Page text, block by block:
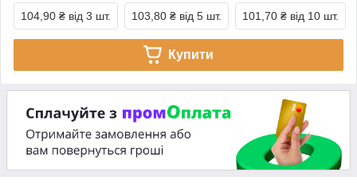
104,90 ₴ від 3 шт. 103,80 ₴ від 5 шт. 101,70 ₴ від 10 шт.
Купити